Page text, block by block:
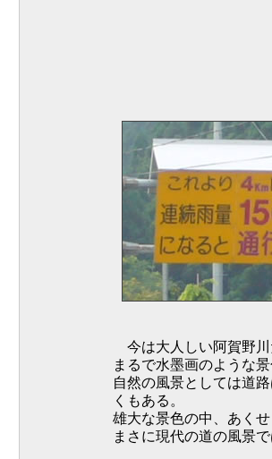
今は大人しい阿賀野川
まるで水墨画のような
自然の風景としては道
くもある。
雄大な景色の中、あく
まさに現代の道の風景で